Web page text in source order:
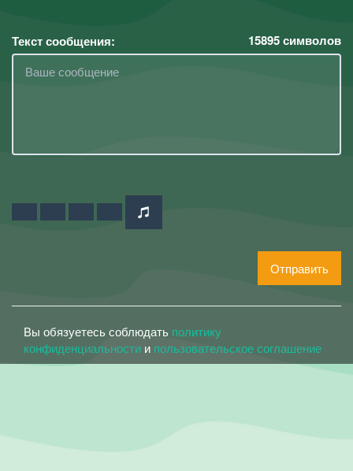
Текст сообщения: 15895символов
Отправить
Вы обязуетесь соблюдать политику
конфиденциальности и пользовательское соглашение